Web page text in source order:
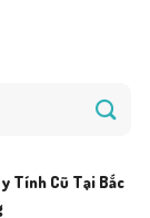
Tính Cũ Tại Bắc